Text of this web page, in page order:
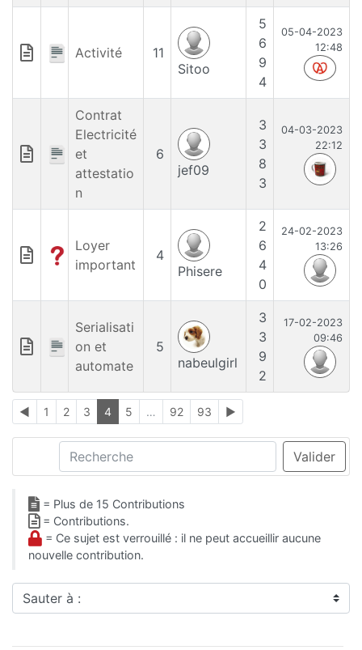
Activité
11
Sitoo
5
6
9
4
05-04-2023
12:48
Contrat
Electricité
et
attestatio
n
6
jef09
3
3
8
3
04-03-2023
22:12
Loyer
important
4
Phisere
2
6
4
0
24-02-2023
13:26
Serialisati
on et
automate
5
nabeulgirl
3
3
9
2
17-02-2023
09:46
◄ 1 2 3 4 5 … 92 93 ►
Recherche Valider
= Plus de 15 Contributions
= Contributions.
= Ce sujet est verrouillé : il ne peut accueillir aucune
nouvelle contribution.
Sauter à :